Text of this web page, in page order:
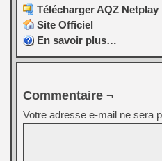
Télécharger AQZ
Site Officiel
En savoir plus…
Commentaire ¬
Votre adresse e-mail ne sera